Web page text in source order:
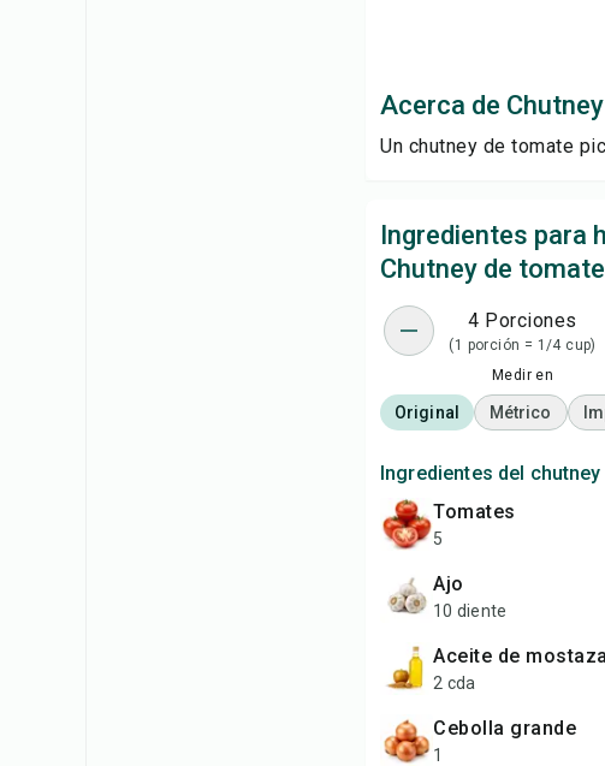
Acerca de
Un chutney de tomate
Ingredientes para
Chutney de
4 Porciones
(1 porción = 1/4 cup)
Medir en
Original Métrico
Ingredientes del chutney
Tomates
5
Ajo
10 diente
Aceite de mostaza
2 cda
Cebolla grande
1